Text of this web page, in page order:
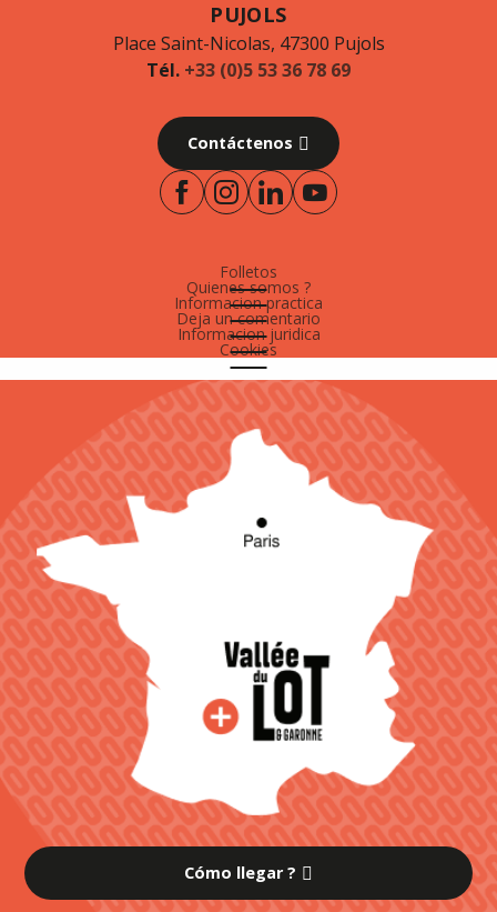
PUJOLS
Place Saint-Nicolas, 47300 Pujols
Tél. +33 (0)5 53 36 78 69
Contáctenos
Folletos
Quienes somos ?
Informacion practica
Deja un comentario
Informacion juridica
Cookies
Cómo llegar ?